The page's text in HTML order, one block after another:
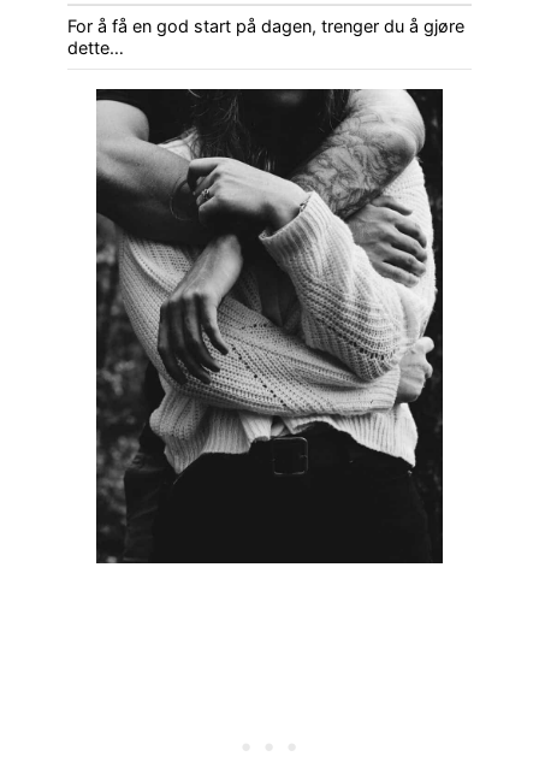
For å få en god start på dagen, trenger du å gjøre
dette…